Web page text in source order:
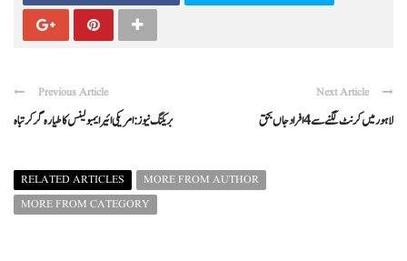
Previous Article
بریکنگ نیوز : امریکی ائیر ایمبولینس کا طیارہ گر کر تباہ
Next Article
لاہور میں کرنٹ لگنے سے 4 افراد جاں بحق
RELATED ARTICLES
MORE FROM AUTHOR
MORE FROM CATEGORY